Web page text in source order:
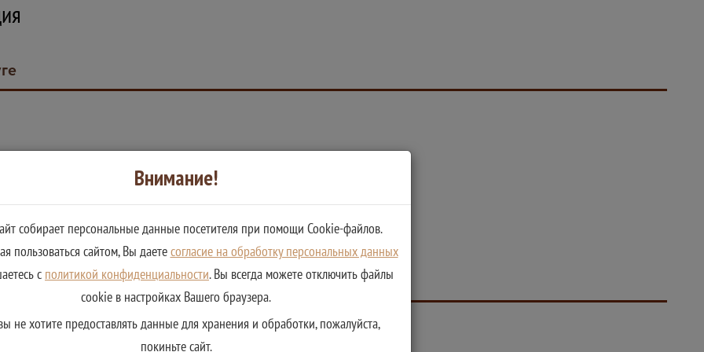
услуг:
реестре государственных услуг:
в следующих случаях:
Внимание!
собирает персональные данные посетителя при помощи Cookie-файлов.
пользоваться сайтом, Вы даетесогласие на обработку персональных данных
с политикой конфиденциальности. Вы всегда можете отключить файлы
cookie в настройках Вашего браузера.
не хотите предоставлять данные для хранения и обработки, пожалуйста,
покиньте сайт.